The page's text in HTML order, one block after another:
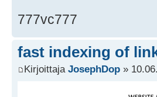
777vc777
fast indexing of
Kirjoittaja JosephDop »